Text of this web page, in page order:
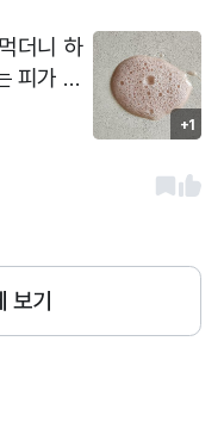
더니 하
피가 섞
충혈
사
상태를
금방 호
+1
보기